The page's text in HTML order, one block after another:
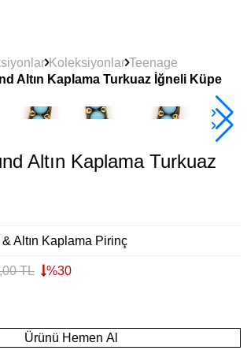
Koleksiyonlar Teenage
Altın Kaplama Turkuaz İğneli Küpe
Altın Kaplama Turkuaz
Altın Kaplama Pirinç
TL %30
Ürünü Hemen Al